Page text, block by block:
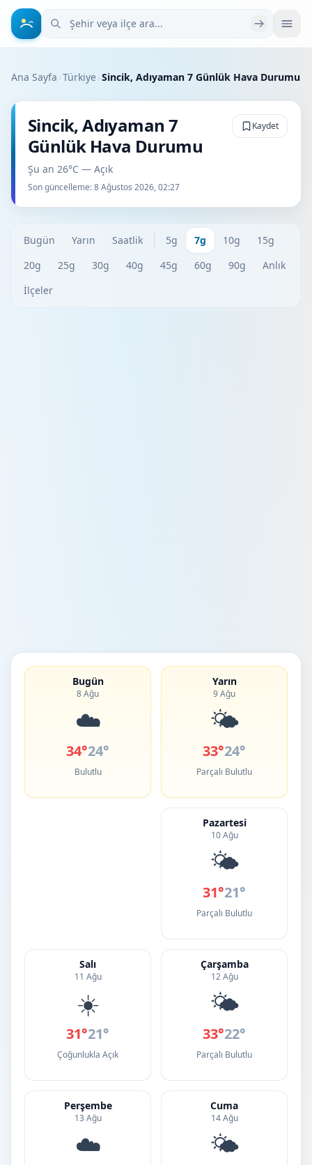
Şehir veya ilçe ara
Ana Sayfa ›Türkiye›Sincik, Adıyaman 7 Günlük Hava Durumu
Sincik, Adıyaman 7
Günlük Hava Durumu
Şu an 26°C — Açık
Son güncelleme:8 Ağustos 2026, 02:27
Kaydet
Bugün Yarın Saatlik 5g 7g 10g
15g
20g
25g 30g 40g 45g 60g 90g
Anlık
İlçeler
Bugün
8 Ağu
☁️
34°24°
Bulutlu
Yarın
9 Ağu
🌤️
33°24°
Parçalı Bulutlu
Pazartesi
10 Ağu
🌤️
31°21°
Parçalı Bulutlu
Salı
11 Ağu
☀️
31°21°
Çoğunlukla Açık
Çarşamba
12 Ağu
🌤️
33°22°
Parçalı Bulutlu
Perşembe
13 Ağu
☁️
Cuma
14 Ağu
🌤️